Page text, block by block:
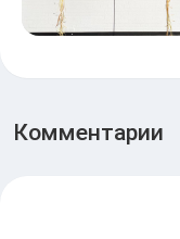
Комментарии